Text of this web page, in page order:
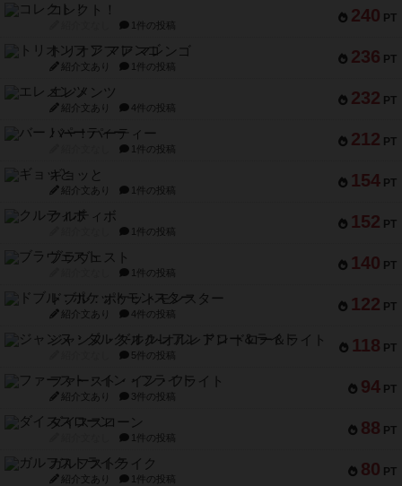
240 PT
コレクト！
1件の投稿
236 PT
トリオンフ ア マレンゴ
紹介文あり 1件の投稿
232 PT
エレメンツ
紹介文あり 4件の投稿
212 PT
バー！パーティー
1件の投稿
154 PT
ギョッと
紹介文あり 1件の投稿
152 PT
クルティボ
1件の投稿
140 PT
ブラヴェスト
1件の投稿
122 PT
ドブル：ポケットモンスター
紹介文あり 4件の投稿
118 PT
ジャンヌ・ダルク-オルレアン ドロー＆ライト
5件の投稿
94 PT
ファースト・イン・フライト
紹介文あり 3件の投稿
88 PT
ダイススローン
1件の投稿
80 PT
ガルフストライク
紹介文あり 1件の投稿